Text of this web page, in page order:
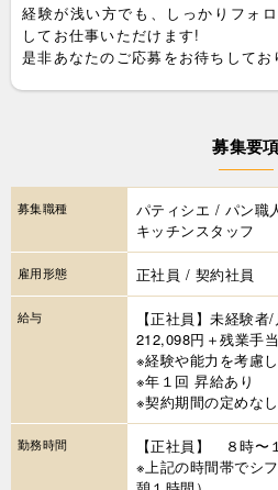
経験が浅い方でも、しっかりフォ
してお仕事いただけます!
是非あなたのご応募をお待ちしてお
募集要項
募集職種
パティシエ / パン職
キッチンスタッフ
雇用形態 正社員 / 契約社員
給与
【正社員】未経験
212,098円＋残業手
※経験や能力を考慮
※年１回 昇給あり
※契約期間の定めなし
勤務時間
【正社員】 ８時〜
※上記の時間帯でシ